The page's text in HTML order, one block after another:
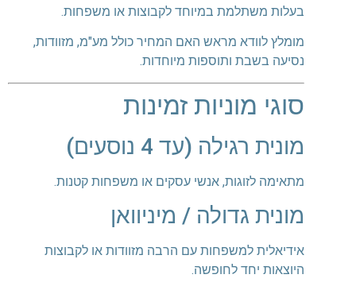
בעלות משתלמת במיוחד לקבוצות או משפחות.
מומלץ לוודא מראש האם המחיר כולל מע"מ, מזוודות,
נסיעה בשבת ותוספות מיוחדות.
סוגי מוניות זמינות
מונית רגילה (עד 4 נוסעים)
מתאימה לזוגות, אנשי עסקים או משפחות קטנות.
מונית גדולה / מיניוואן
אידיאלית למשפחות עם הרבה מזוודות או לקבוצות
היוצאות יחד לחופשה.